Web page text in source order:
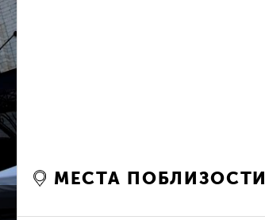
МЕСТА ПОБЛИЗОСТИ